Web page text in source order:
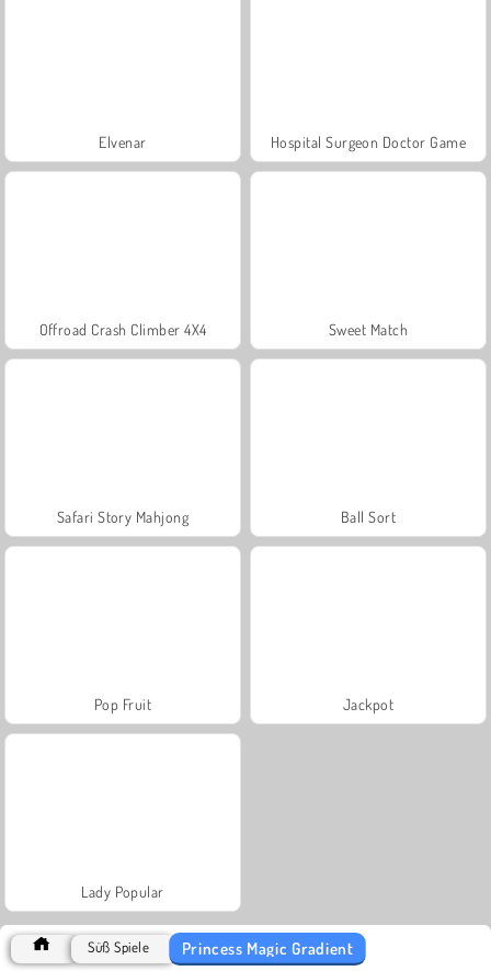
Elvenar Hospital Surgeon Doctor Game
Offroad Crash Climber 4X4 Sweet Match
Safari Story Mahjong Ball Sort
Pop Fruit Jackpot
Lady Popular
Süß Spiele Princess Magic Gradient